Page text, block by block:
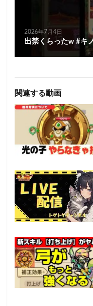
2026年7月4日
出禁くらったw #キ
関連する動画